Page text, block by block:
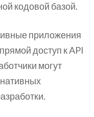
кодовой базой.
приложения
доступ к API
могут